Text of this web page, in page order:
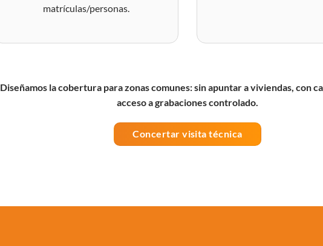
matrículas/personas.
Diseñamos la cobertura para zonas comunes: sin apuntar a viviendas, con
acceso a grabaciones controlado.
Concertar visita técnica